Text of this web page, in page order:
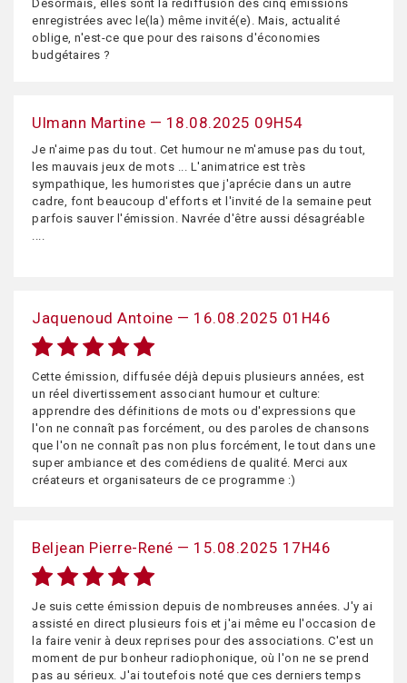
Désormais, elles sont la rediffusion des cinq émissions
enregistrées avec le(la) même invité(e). Mais, actualité
oblige, n'est-ce que pour des raisons d'économies
budgétaires ?
Ulmann Martine — 18.08.2025 09H54
Je n'aime pas du tout. Cet humour ne m'amuse pas du tout,
les mauvais jeux de mots ... L'animatrice est très
sympathique, les humoristes que j'aprécie dans un autre
cadre, font beaucoup d'efforts et l'invité de la semaine peut
parfois sauver l'émission. Navrée d'être aussi désagréable
....
Jaquenoud Antoine — 16.08.2025 01H46
Cette émission, diffusée déjà depuis plusieurs années, est
un réel divertissement associant humour et culture:
apprendre des définitions de mots ou d'expressions que
l'on ne connaît pas forcément, ou des paroles de chansons
que l'on ne connaît pas non plus forcément, le tout dans une
super ambiance et des comédiens de qualité. Merci aux
créateurs et organisateurs de ce programme :)
Beljean Pierre-René — 15.08.2025 17H46
Je suis cette émission depuis de nombreuses années. J'y ai
assisté en direct plusieurs fois et j'ai même eu l'occasion de
la faire venir à deux reprises pour des associations. C'est un
moment de pur bonheur radiophonique, où l'on ne se prend
pas au sérieux. J'ai toutefois noté que ces derniers temps